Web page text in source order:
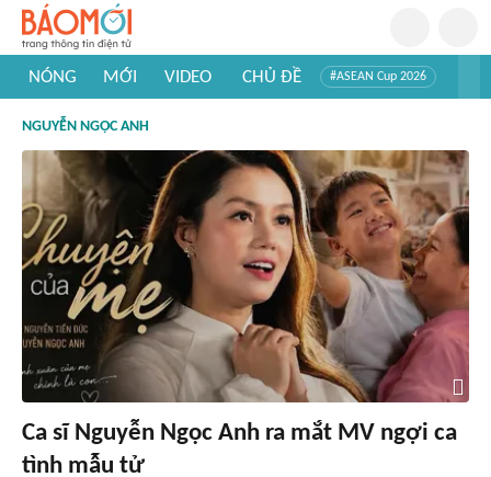
NÓNG MỚI VIDEO CHỦ ĐỀ #ASEAN Cup 2026
#Khám phá thế giới
NGUYỄN NGỌC ANH
Ca sĩ Nguyễn Ngọc Anh ra mắt MV ngợi ca
tình mẫu tử